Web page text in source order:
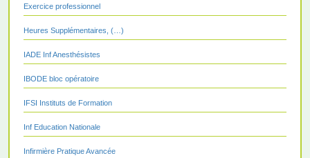
Exercice professionnel
Heures Supplémentaires, (…)
IADE Inf Anesthésistes
IBODE bloc opératoire
IFSI Instituts de Formation
Inf Education Nationale
Infirmière Pratique Avancée